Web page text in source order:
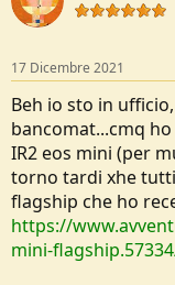
17 Dicembre 2021
Beh io sto in
bancomat...cmq
IR2 eos mini (per
torno tardi xhe
flagship che ho
https://
mini-